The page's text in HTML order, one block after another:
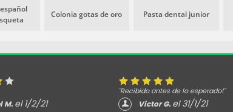
la piel frente a los
libres. Indicado para
Testada por
para ser suave con la
piel sensible-
piel. Además, ayuda a
tirantez, irritación y a
Colonia gotas de oro Pasta dental junior
M. el 1/2/21
"Recibido antes de lo esperado!"
Victor G. el 31/1/21